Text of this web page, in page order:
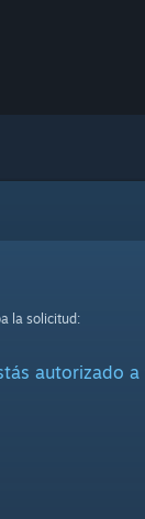
la solicitud:
autorizado a